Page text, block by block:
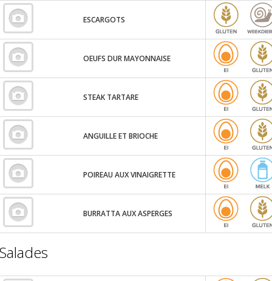
ESCARGOTS
OEUFS DUR MAYONNAISE
STEAK TARTARE
ANGUILLE ET BRIOCHE
POIREAU AUX VINAIGRETTE
BURRATTA AUX ASPERGES
Salades